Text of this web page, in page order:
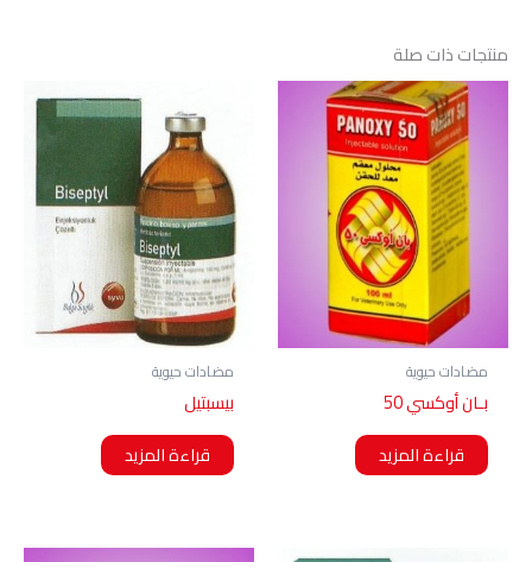
منتجات ذات صلة
مضادات حيوية
بـان أوكسي 50
قراءة المزيد
مضادات حيوية
بيسبتيل
قراءة المزيد